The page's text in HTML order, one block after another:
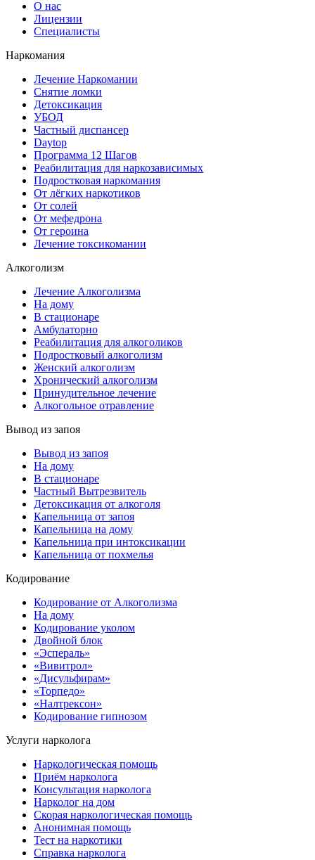
О нас
Лицензии
Специалисты
Наркомания
Лечение Наркомании
Снятие ломки
Детоксикация
УБОД
Частный диспансер
Daytop
Программа 12 Шагов
Реабилитация для наркозависимых
Подростковая наркомания
От лёгких наркотиков
От солей
От мефедрона
От героина
Лечение токсикомании
Алкоголизм
Лечение Алкоголизма
На дому
В стационаре
Амбулаторно
Реабилитация для алкоголиков
Подростковый алкоголизм
Женский алкоголизм
Хронический алкоголизм
Принудительное лечение
Алкогольное отравление
Вывод из запоя
Вывод из запоя
На дому
В стационаре
Частный Вытрезвитель
Детоксикация от алкоголя
Капельница от запоя
Капельница на дому
Капельница при интоксикации
Капельница от похмелья
Кодирование
Кодирование от Алкоголизма
На дому
Кодирование уколом
Двойной блок
«Эспераль»
«Вивитрол»
«Дисульфирам»
«Торпедо»
«Налтрексон»
Кодирование гипнозом
Услуги нарколога
Наркологическая помощь
Приём нарколога
Консультация нарколога
Нарколог на дом
Скорая наркологическая помощь
Анонимная помощь
Тест на наркотики
Справка нарколога